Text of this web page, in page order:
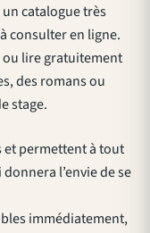
catalogue très
consulter en ligne.
ou lire gratuitement
des romans ou
stage.
et permettent à tout
l’envie de se
immédiatement,